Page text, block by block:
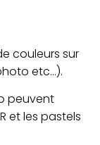
couleurs sur
etc...).
peuvent
et les pastels